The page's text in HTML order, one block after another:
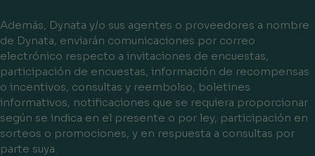
Además, Dynata y/o sus agentes o proveedores a nombre
de Dynata, enviarán comunicaciones por correo
electrónico respecto a invitaciones de encuestas,
participación de encuestas, información de recompensas
o incentivos, consultas y reembolso, boletines
informativos, notificaciones que se requiera proporcionar
según se indica en el presente o por ley, participación en
sorteos o promociones, y en respuesta a consultas por
parte suya.